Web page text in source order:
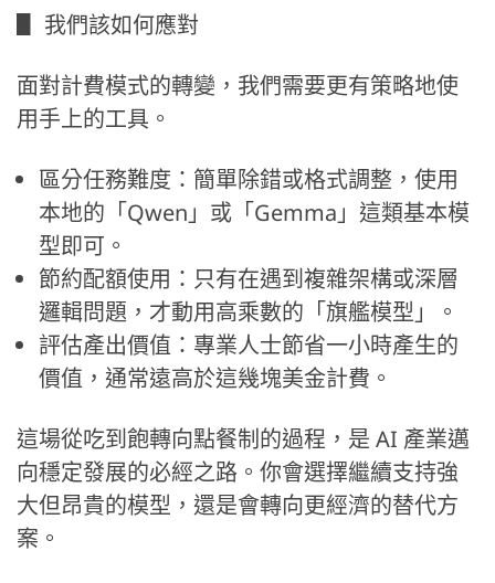
▋ 我們該如何應對
面對計費模式的轉變，我們需要更有策略地使
用手上的工具。
區分任務難度：簡單除錯或格式調整，使用
本地的「Qwen」或「Gemma」這類基本模
型即可。
節約配額使用：只有在遇到複雜架構或深層
邏輯問題，才動用高乘數的「旗艦模型」。
評估產出價值：專業人士節省一小時產生的
價值，通常遠高於這幾塊美金計費。
這場從吃到飽轉向點餐制的過程，是 AI 產業邁
向穩定發展的必經之路。你會選擇繼續支持強
大但昂貴的模型，還是會轉向更經濟的替代方
案。